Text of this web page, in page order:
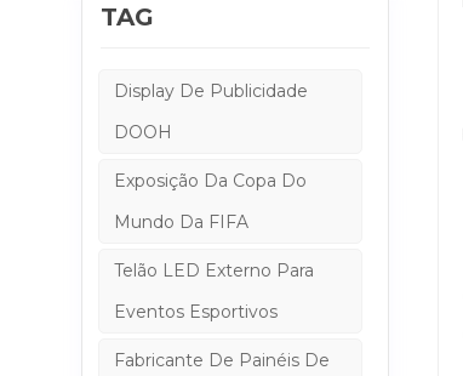
TAG
Display De Publicidade
DOOH
Exposição Da Copa Do
Mundo Da FIFA
Telão LED Externo Para
Eventos Esportivos
Fabricante De Painéis De